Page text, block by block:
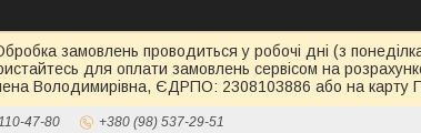
замовлень проводиться у робочі дні (з
для оплати замовлень сервісом на
Володимирівна, ЄДРПО: 2308103886 або на карту
47-80 +380 (98) 537-29-51